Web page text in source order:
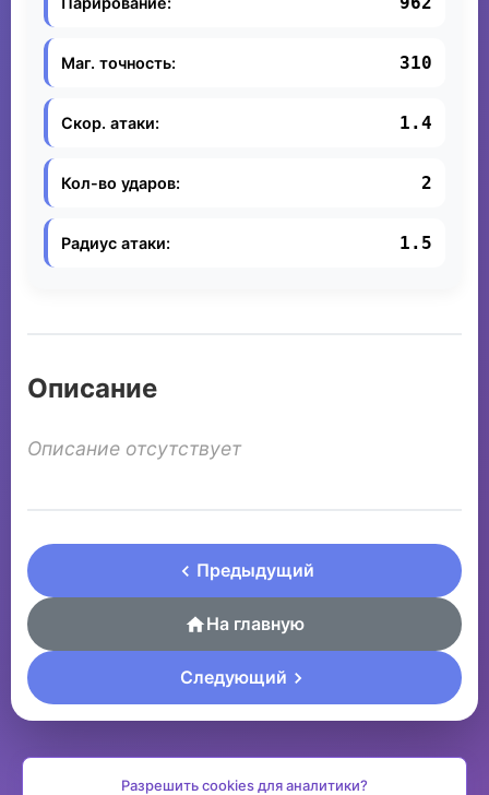
Маг. точность: 310
Скор. атаки: 1.4
Кол-во ударов: 2
Радиус атаки: 1.5
Описание
Описание отсутствует
Предыдущий
На главную
Следующий
Разрешить cookies для аналитики?